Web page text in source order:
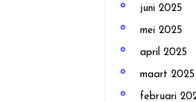
juni 2025
mei 2025
april 2025
maart 2025
februari